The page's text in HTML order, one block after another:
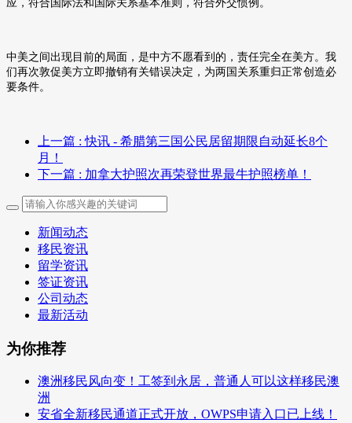
应，符合国际法和国际关系基本准则，符合外交惯例。
中美之间出现目前的局面，是中方不愿看到的，责任完全在美方。我
们再次敦促美方立即撤销有关错误决定，为两国关系重归正常创造必
要条件。
上一篇 : 快讯 - 希腊第三国公民居留期限自动延长8个
月！
下一篇 : 加拿大护照次再荣登世界最牛护照榜单！
新闻动态
移民资讯
留学资讯
签证资讯
公司动态
最新活动
为你推荐
澳洲移民风向变！工签到永居，普通人可以这样移民澳
洲
安省全新移民通道正式开放，OWPS申请入口已上线！